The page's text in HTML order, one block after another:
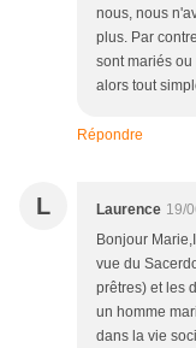
nous, nous
plus. Par
sont mariés
alors tout
Répondre
L Laurence 19/
Bonjour
vue du
prêtres) et les
un homme
dans la vie